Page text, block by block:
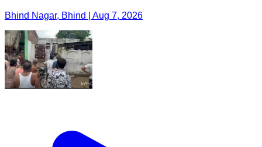
Bhind Nagar, Bhind | Aug 7, 2026